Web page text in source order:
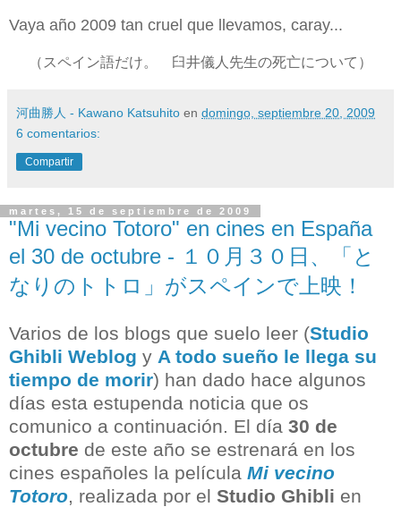
Vaya año 2009 tan cruel que llevamos, caray...
（スペイン語だけ。 臼井儀人 先生の死亡について）
河曲勝人 - Kawano Katsuhito en domingo, septiembre 20, 2009
6 comentarios:
Compartir
martes, 15 de septiembre de 2009
"Mi vecino Totoro" en cines en España
el 30 de octubre - １０月３０日、「と
なりのトトロ」がスペインで上映！
Varios de los blogs que suelo leer (Studio
Ghibli Weblog y A todo sueño le llega su
tiempo de morir) han dado hace algunos
días esta estupenda noticia que os
comunico a continuación. El día 30 de
octubre de este año se estrenará en los
cines españoles la película Mi vecino
Totoro, realizada por el Studio Ghibli en